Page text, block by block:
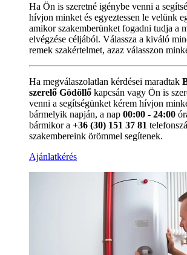
Ha Ön is szeretné igénybe venni a
hívjon minket és egyeztessen le velünk
amikor szakemberünket fogadni tudja a
elvégzése céljából. Válassza a kiváló
remek szakértelmet, azaz válasszon
Ha megválaszolatlan kérdései maradtak
szerelő Gödöllő kapcsán vagy Ön is
venni a segítségünket kérem hívjon
bármelyik napján, a nap 00:00 - 24:00
bármikor a +36 (30) 151 37 81
szakembereink örömmel segítenek.
Ajánlatkérés